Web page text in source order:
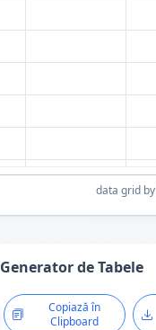
data grid by
Generator de Tabele
Copiază în
Clipboard